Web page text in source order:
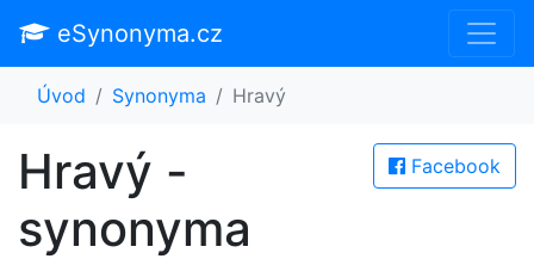
eSynonyma.cz
Úvod Synonyma Hravý
Facebook
Hravý -
synonyma